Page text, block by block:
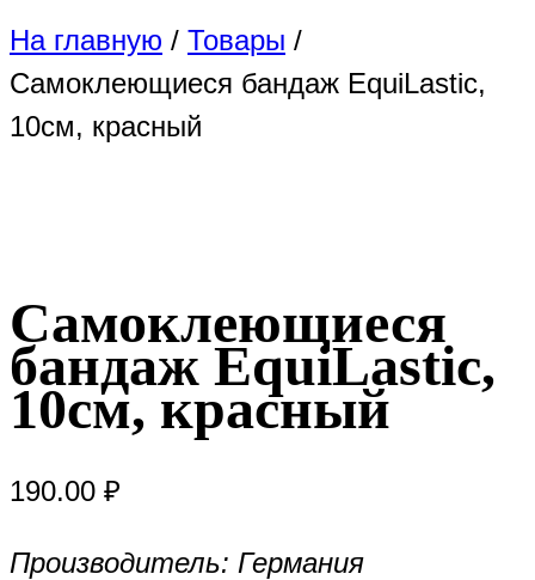
На главную / Товары /
Самоклеющиеся бандаж EquiLastic,
10см, красный
Самоклеющиеся
бандаж EquiLastic,
10см, красный
190.00 ₽
Производитель: Германия